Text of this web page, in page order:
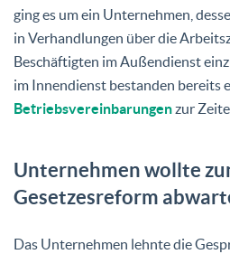
ging es um ein Unternehmen,
in Verhandlungen über die
Beschäftigten im Außendienst
im Innendienst bestanden bereits
Betriebsvereinbarungenzur
Unternehmen wollte
Gesetzesreform
Das Unternehmen lehnte die